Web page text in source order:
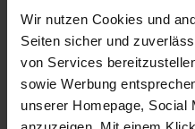
Wir nutzen Cookies und
Seiten sicher und
von Services
sowie Werbung
unserer Homepage, Social
Abmessungen
Breite: 57 cm
Höhe: 42,5 cm
Tiefe: 57 cm
Ablagefläche (BxT): 30 x